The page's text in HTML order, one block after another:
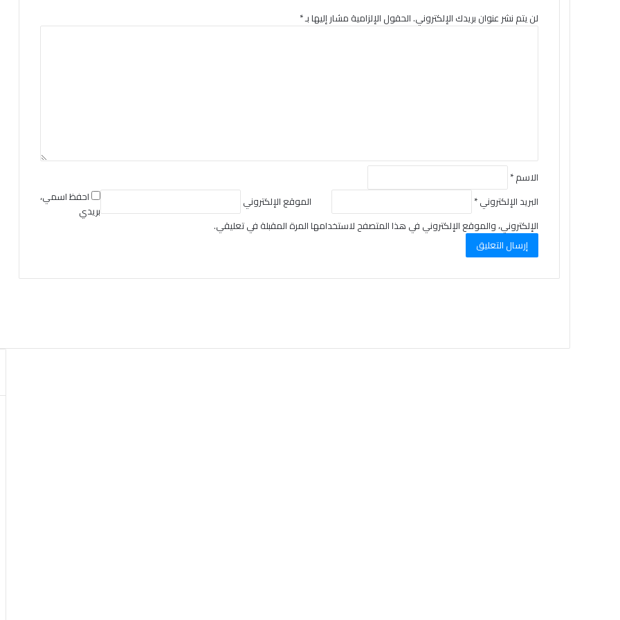
لن يتم نشر عنوان بريدك الإلكتروني.الحقول الإلزامية مشار إليها بـ*
الاسم*
البريد الإلكتروني* الموقع الإلكتروني
احفظ اسمي،
بريدي
الإلكتروني، والموقع الإلكتروني في هذا المتصفح لاستخدامها المرة المقبلة في تعليقي.